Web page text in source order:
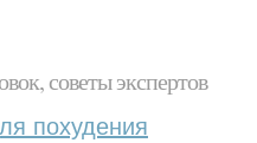
советы экспертов
похудения